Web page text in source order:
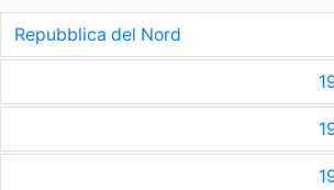
Repubblica del Nord